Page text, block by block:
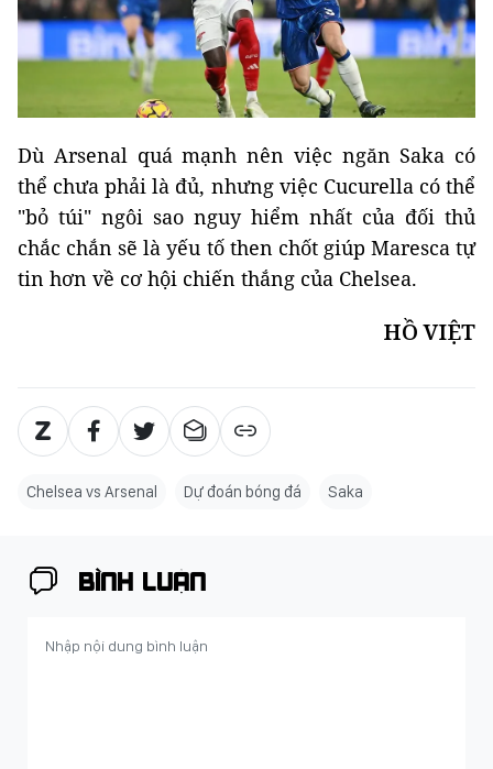
Dù Arsenal quá mạnh nên việc ngăn Saka có
thể chưa phải là đủ, nhưng việc Cucurella có thể
"bỏ túi" ngôi sao nguy hiểm nhất của đối thủ
chắc chắn sẽ là yếu tố then chốt giúp Maresca tự
tin hơn về cơ hội chiến thắng của Chelsea.
HỒ VIỆT
Chelsea vs Arsenal Dự đoán bóng đá Saka
BÌNH LUẬN